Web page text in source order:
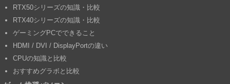
RTX50シリーズの知識・比較
RTX40シリーズの知識・比較
ゲーミングPCでできること
HDMI / DVI / DisplayPortの違い
CPUの知識と比較
おすすめグラボと比較